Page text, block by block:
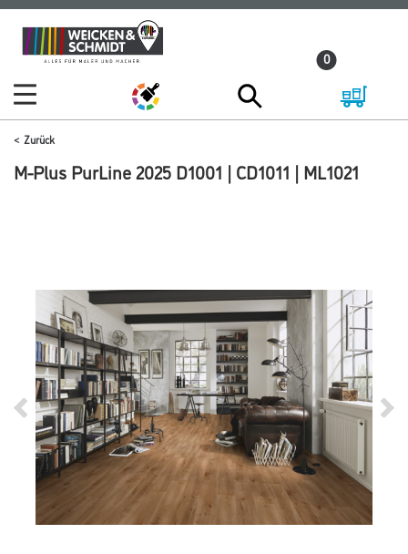
Zum
Inhalt
Zum
Navigationsmenü
0
Zurück
M-Plus PurLine 2025 D1001 | CD1011 | ML1021